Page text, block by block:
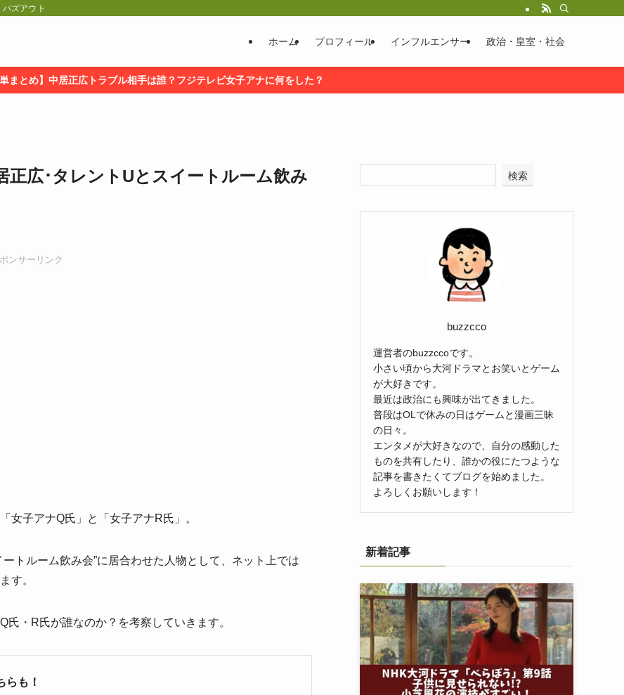
ズアウト
ホーム プロフィール インフルエンサー 政治・皇室・社会
単まとめ】中居正広トラブル相手は誰？フジテレビ女子アナに何をした？
正広･タレントUとスイートルーム飲み
ンサーリンク
女子アナQ氏」と「女子アナR氏」。
トルーム飲み会”に居合わせた人物として、ネット上では
す。
・R氏が誰なのか？を考察していきます。
らも！
検索
buzzcco
運営者のbuzzccoです。
小さい頃から大河ドラマとお笑いとゲーム
が大好きです。
最近は政治にも興味が出てきました。
普段はOLで休みの日はゲームと漫画三昧
の日々。
エンタメが大好きなので、自分の感動した
ものを共有したり、誰かの役にたつような
記事を書きたくてブログを始めました。
よろしくお願いします！
新着記事